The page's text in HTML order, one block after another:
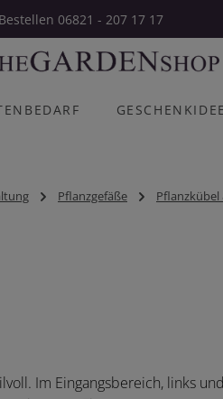
Bestellen 06821 - 207 17 17
Pflanzgefäße
Im Eingangsbereich, links